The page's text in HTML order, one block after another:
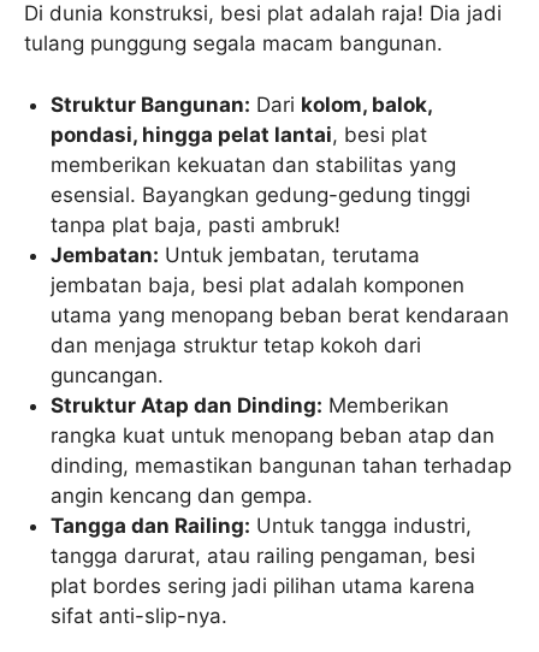
Di dunia konstruksi, besi plat adalah raja! Dia jadi
tulang punggung segala macam bangunan.
Struktur Bangunan: Dari kolom, balok,
pondasi, hingga pelat lantai, besi plat
memberikan kekuatan dan stabilitas yang
esensial. Bayangkan gedung-gedung tinggi
tanpa plat baja, pasti ambruk!
Jembatan: Untuk jembatan, terutama
jembatan baja, besi plat adalah komponen
utama yang menopang beban berat kendaraan
dan menjaga struktur tetap kokoh dari
guncangan.
Struktur Atap dan Dinding: Memberikan
rangka kuat untuk menopang beban atap dan
dinding, memastikan bangunan tahan terhadap
angin kencang dan gempa.
Tangga dan Railing: Untuk tangga industri,
tangga darurat, atau railing pengaman, besi
plat bordes sering jadi pilihan utama karena
sifat anti-slip-nya.